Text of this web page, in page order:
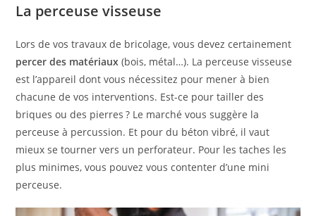
La perceuse visseuse
Lors de vos travaux de bricolage, vous devez certainement
percer des matériaux (bois, métal…). La perceuse visseuse
est l’appareil dont vous nécessitez pour mener à bien
chacune de vos interventions. Est-ce pour tailler des
briques ou des pierres ? Le marché vous suggère la
perceuse à percussion. Et pour du béton vibré, il vaut
mieux se tourner vers un perforateur. Pour les taches les
plus minimes, vous pouvez vous contenter d’une mini
perceuse.